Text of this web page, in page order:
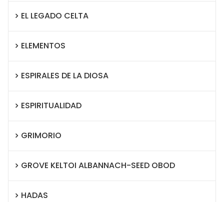
EL LEGADO CELTA
ELEMENTOS
ESPIRALES DE LA DIOSA
ESPIRITUALIDAD
GRIMORIO
GROVE KELTOI ALBANNACH-SEED OBOD
HADAS